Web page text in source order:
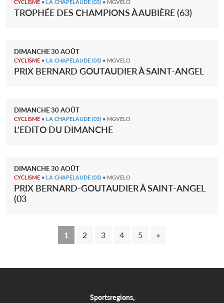
CYCLISME • LA CHAPELAUDE (03) • MGVELO
TROPHÉE DES CHAMPIONS À AUBIÈRE (63)
DIMANCHE30AOÛT
CYCLISME • LA CHAPELAUDE (03) • MGVELO
PRIX BERNARD GOUTAUDIER À SAINT-ANGEL
DIMANCHE30AOÛT
CYCLISME • LA CHAPELAUDE (03) • MGVELO
L'EDITO DU DIMANCHE
DIMANCHE30AOÛT
CYCLISME • LA CHAPELAUDE (03) • MGVELO
PRIX BERNARD-GOUTAUDIER À SAINT-ANGEL
(03
1 2 3 4 5 »
Sportsregions,